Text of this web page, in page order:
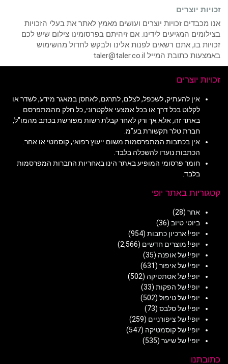
זכויות יוצרים
אנו מכבדים זכויות יוצרים ועושים מאמץ לאתר את בעלי הזכויות
בצילומים המגיעים לידינו. אם זיהיתם בפרסומינו צילום שיש לכם
זכויות בו, אתם רשאים לפנות אלינו ולבקש לחדול מהשימוש
באמצעות כתובת המייל taler@taler.co.il
זכויות יוצרים
אין להעתיק, לשכפל, לצלם, לתרגם, לאחסן במאגר מידע, לשדר או
לקלוט בכל דרך או בכל אמצעי אלקטרוני, כל חלק מהמתפרסם
באתר זה, אלא אך ורק לאחר קבלת רשות מפורשת בכתב מהמו"ל,
חברת טלר תקשורת בע"מ.
אין בכתבות המתפרסמות משום ייעוץ רפואי, קוסמטי או אחר.
הכתבות נועדו להשכלה בלבד.
חומר פרסומי המופיע באתר הינו באחריות החברות המפרסמות
בלבד.
קטגוריות באתר יופי
אחר (28)
ביוטי טיוב (36)
יופי! ארכיון כתבות (954)
יופי! מוצרים חדשים (2,566)
יופי! של אופנה (35)
יופי! של איפור (631)
יופי! של אסתטיקה (502)
יופי! של הפקות (33)
יופי! של טיפול (502)
יופי! של סלבס (73)
יופי! של ציפורניים (259)
יופי! של קוסמטיקה (547)
יופי! של שיער (535)
כתובתנו